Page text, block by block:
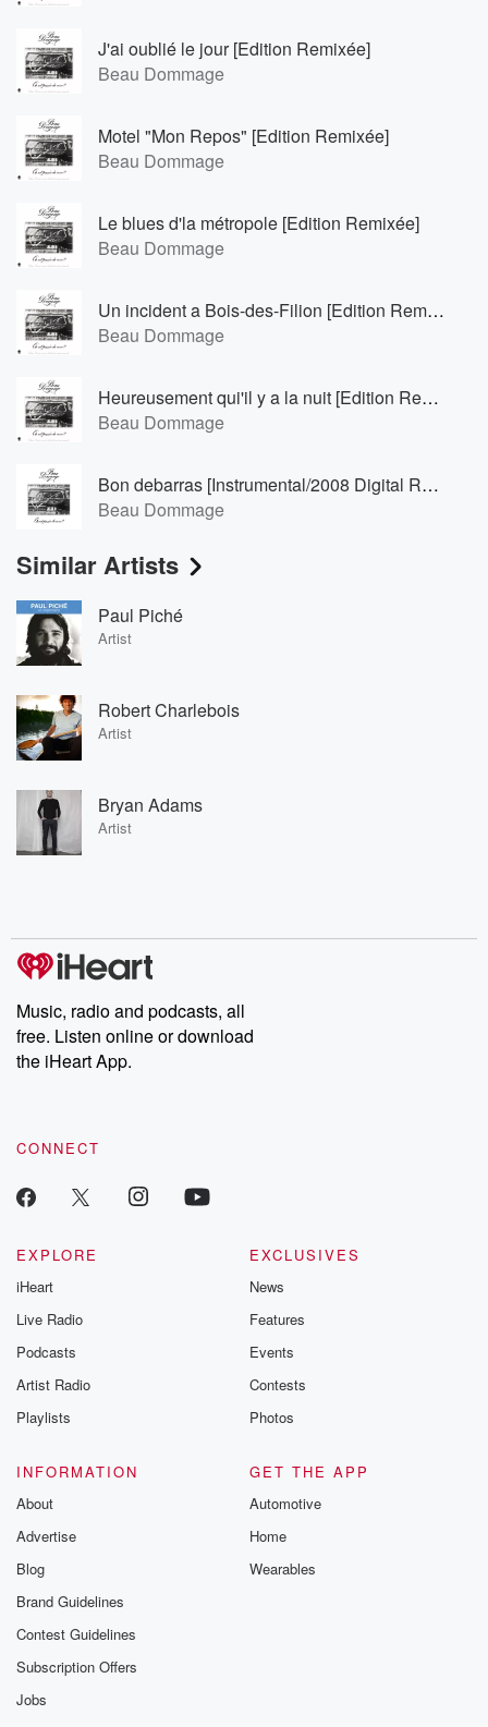
J'ai oublié le jour [Edition Remixée]
Beau Dommage
Motel "Mon Repos" [Edition Remixée]
Beau Dommage
Le blues d'la métropole [Edition Remixée]
Beau Dommage
Un incident a Bois-des-Filion [Edition Remixée]
Beau Dommage
Heureusement qui'il y a la nuit [Edition Remixée]
Beau Dommage
Bon debarras [Instrumental/2008 Digital Remaster]
Beau Dommage
Similar Artists
Paul Piché
Artist
Robert Charlebois
Artist
Bryan Adams
Artist
Music, radio and podcasts, all
free. Listen online or download
the iHeart App.
CONNECT
EXPLORE
iHeart
Live Radio
Podcasts
Artist Radio
Playlists
EXCLUSIVES
News
Features
Events
Contests
Photos
INFORMATION
About
Advertise
Blog
Brand Guidelines
Contest Guidelines
Subscription Offers
Jobs
GET THE APP
Automotive
Home
Wearables